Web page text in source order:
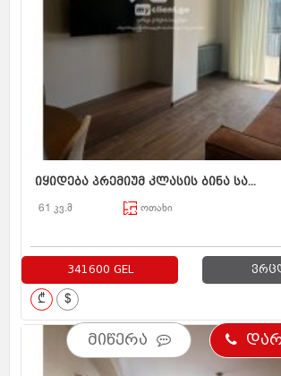
იყიდება პრემიუმ კლასის ბინა სა...
61 კვ.მ ოთახი
341600 GEL
₾ $
მიწერა